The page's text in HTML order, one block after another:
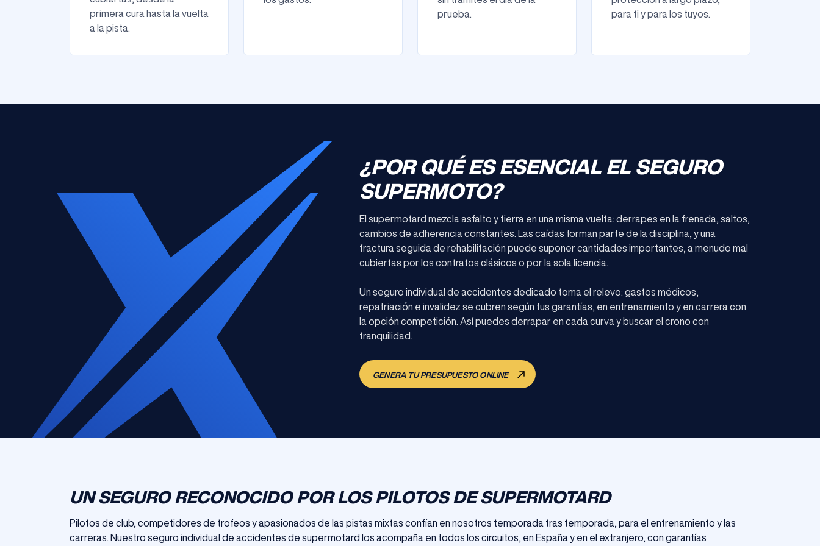
primera cura hasta la vuelta
a la pista.
prueba.
para ti y para los tuyos.
¿POR QUÉ ES ESENCIAL EL SEGURO
SUPERMOTO?
El supermotard mezcla asfalto y tierra en una misma vuelta: derrapes en la frenada, saltos,
cambios de adherencia constantes. Las caídas forman parte de la disciplina, y una
fractura seguida de rehabilitación puede suponer cantidades importantes, a menudo mal
cubiertas por los contratos clásicos o por la sola licencia.
Un seguro individual de accidentes dedicado toma el relevo: gastos médicos,
repatriación e invalidez se cubren según tus garantías, en entrenamiento y en carrera con
la opción competición. Así puedes derrapar en cada curva y buscar el crono con
tranquilidad.
GENERA TU PRESUPUESTO ONLINE
UN SEGURO RECONOCIDO POR LOS PILOTOS DE SUPERMOTARD
Pilotos de club, competidores de trofeos y apasionados de las pistas mixtas confían en nosotros temporada tras temporada, para el entrenamiento y las
carreras. Nuestro seguro individual de accidentes de supermotard los acompaña en todos los circuitos, en España y en el extranjero, con garantías